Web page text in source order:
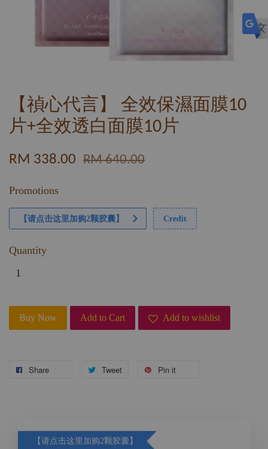
【禎心代言】 全效保濕面膜10
片+全效透白面膜10片
RM 338.00 RM 640.00
Promotions
【请点击这里加购2颗胶囊】 Credit
Quantity
Buy Now Add to Cart Add to wishlist
Share Tweet Pin it
【请点击这里加购2颗胶囊】